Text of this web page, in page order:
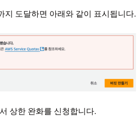
지 도달하면 아래와 같이 표시됩니다.
상한 완화를 신청합니다.